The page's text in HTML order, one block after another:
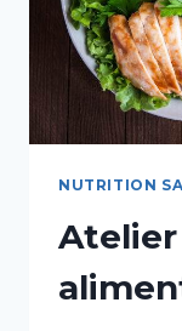
NUTRITION
Atelier